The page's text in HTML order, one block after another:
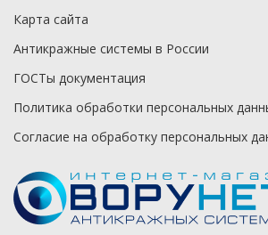
Карта сайта
Антикражные системы в России
ГОСТы документация
Политика обработки персональных
Согласие на обработку персональных